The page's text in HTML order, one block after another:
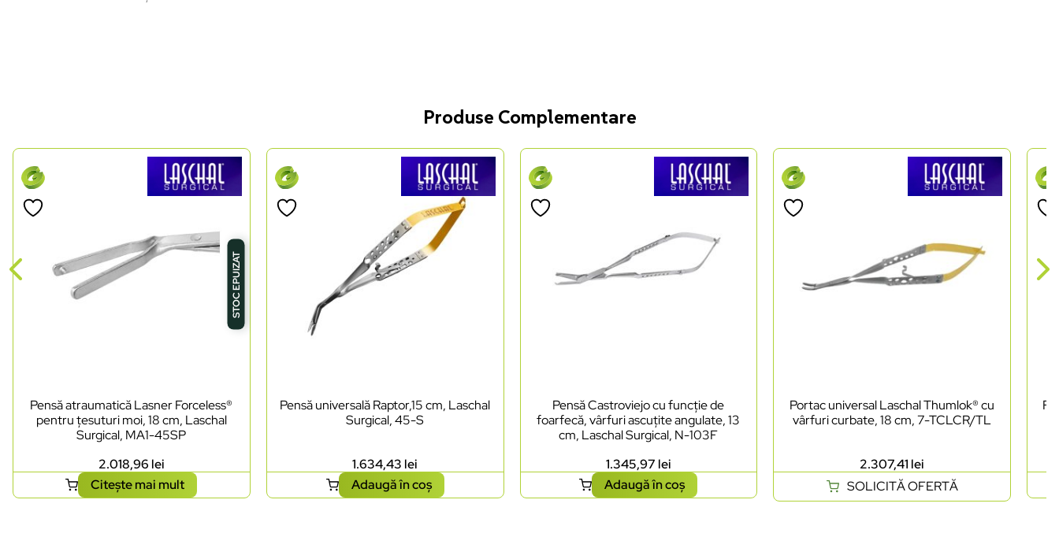
Produse Complementare
STOC EPUIZAT
Pensă atraumatică Lasner Forceless®
pentru țesuturi moi, 18 cm, Laschal
Surgical, MA1-45SP
2.018,96 lei
Citește mai mult
Pensă universală Raptor,15 cm, Laschal
Surgical, 45-S
1.634,43 lei
Adaugă în coș
Pensă Castroviejo cu funcție de
foarfecă, vârfuri ascuțite angulate, 13
cm, Laschal Surgical, N-103F
1.345,97 lei
Adaugă în coș
Portac universal Laschal Thumlok® cu
vârfuri curbate, 18 cm, 7-TCLCR/TL
2.307,41 lei
SOLICITĂ OFERTĂ